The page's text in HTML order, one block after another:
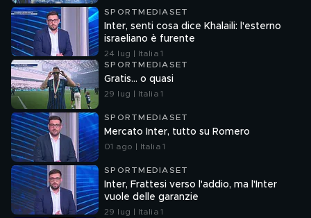
SPORTMEDIASET
Inter, senti cosa dice Khalaili: l'esterno
israeliano è furente
24 lug | Italia 1
SPORTMEDIASET
Gratis... o quasi
29 lug | Italia 1
SPORTMEDIASET
Mercato Inter, tutto su Romero
01 ago | Italia 1
SPORTMEDIASET
Inter, Frattesi verso l'addio, ma l'Inter
vuole delle garanzie
29 lug | Italia 1